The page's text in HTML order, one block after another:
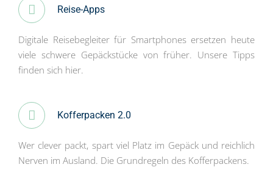
Reise-Apps
Digitale Reisebegleiter für Smartphones ersetzen heute
viele schwere Gepäckstücke von früher. Unsere Tipps
finden sich hier.
Kofferpacken 2.0
Wer clever packt, spart viel Platz im Gepäck und reichlich
Nerven im Ausland. Die Grundregeln des Kofferpackens.